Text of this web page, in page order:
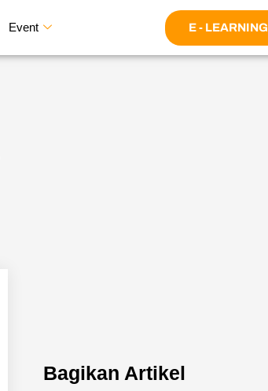
Event E - LEARNING
Bagikan Artikel